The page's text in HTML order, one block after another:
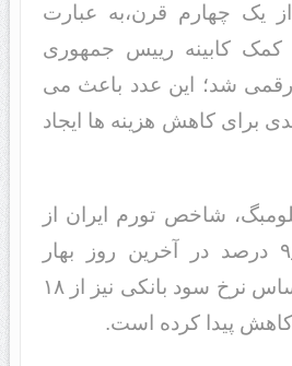
یک چهارم قرن،به عبارت
به کمک کابینه رییس جمهوری
شد؛ این عدد باعث می
برای کاهش هزینه ها ایجاد
شاخص تورم ایران از
۱۰٫۲ درصد به ۹٫۵ درصد در آخرین روز بهار
رسیده، بر همین اساس نرخ سود بانکی نیز از ۱۸